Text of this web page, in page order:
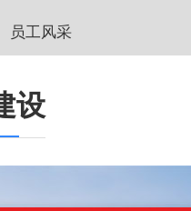
员工风采
设